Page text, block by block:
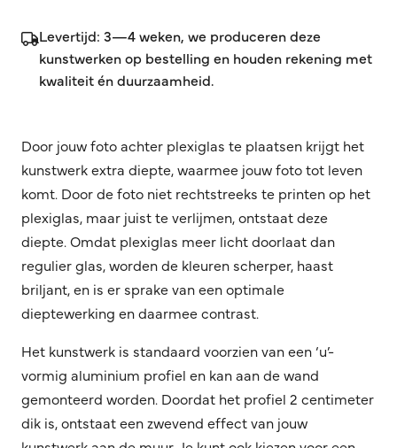
Levertijd: 3—4 weken, we produceren deze
kunstwerken op bestelling en houden rekening met
kwaliteit én duurzaamheid.
Door jouw foto achter plexiglas te plaatsen krijgt het
kunstwerk extra diepte, waarmee jouw foto tot leven
komt. Door de foto niet rechtstreeks te printen op het
plexiglas, maar juist te verlijmen, ontstaat deze
diepte. Omdat plexiglas meer licht doorlaat dan
regulier glas, worden de kleuren scherper, haast
briljant, en is er sprake van een optimale
dieptewerking en daarmee contrast.
Het kunstwerk is standaard voorzien van een ‘u’-
vormig aluminium profiel en kan aan de wand
gemonteerd worden. Doordat het profiel 2 centimeter
dik is, ontstaat een zwevend effect van jouw